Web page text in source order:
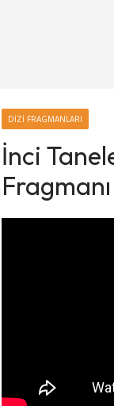
DIZI FRAGMANLARI
İnci
Fragmanı